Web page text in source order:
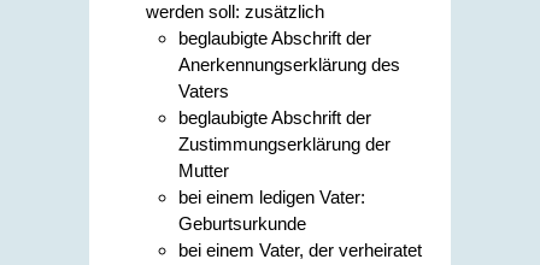
werden soll: zusätzlich
beglaubigte Abschrift der
Anerkennungserklärung des
Vaters
beglaubigte Abschrift der
Zustimmungserklärung der
Mutter
bei einem ledigen Vater:
Geburtsurkunde
bei einem Vater, der verheiratet